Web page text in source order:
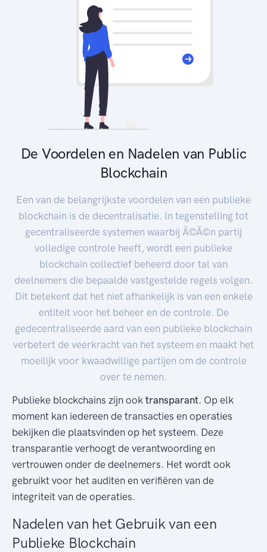
De Voordelen en Nadelen van Public
Blockchain
Een van de belangrijkste voordelen van een publieke
blockchain is de decentralisatie. In tegenstelling tot
gecentraliseerde systemen waarbij Ã©Ã©n partij
volledige controle heeft, wordt een publieke
blockchain collectief beheerd door tal van
deelnemers die bepaalde vastgestelde regels volgen.
Dit betekent dat het niet afhankelijk is van een enkele
entiteit voor het beheer en de controle. De
gedecentraliseerde aard van een publieke blockchain
verbetert de veerkracht van het systeem en maakt het
moeilijk voor kwaadwillige partijen om de controle
over te nemen.
Publieke blockchains zijn ook transparant. Op elk
moment kan iedereen de transacties en operaties
bekijken die plaatsvinden op het systeem. Deze
transparantie verhoogt de verantwoording en
vertrouwen onder de deelnemers. Het wordt ook
gebruikt voor het auditen en verifiëren van de
integriteit van de operaties.
Nadelen van het Gebruik van een
Publieke Blockchain